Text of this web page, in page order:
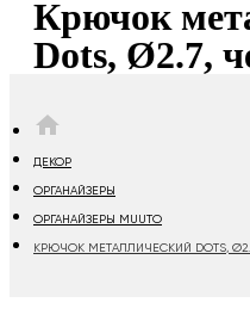
Крючок
Dots, Ø2.7,
ДЕКОР
ОРГАНАЙЗЕРЫ
ОРГАНАЙЗЕРЫ MUUTO
КРЮЧОК МЕТАЛЛИЧЕСКИЙ DOTS,